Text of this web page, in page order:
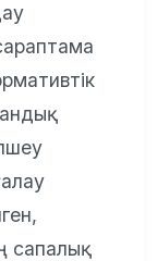
сапалық